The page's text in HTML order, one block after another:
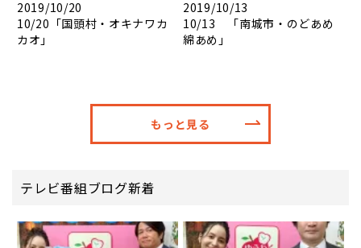
2019/10/20
10/20「国頭村・オキナワカ
カオ」
2019/10/13
10/13 「南城市・のどあめ
綿あめ」
もっと見る
テレビ番組ブログ新着